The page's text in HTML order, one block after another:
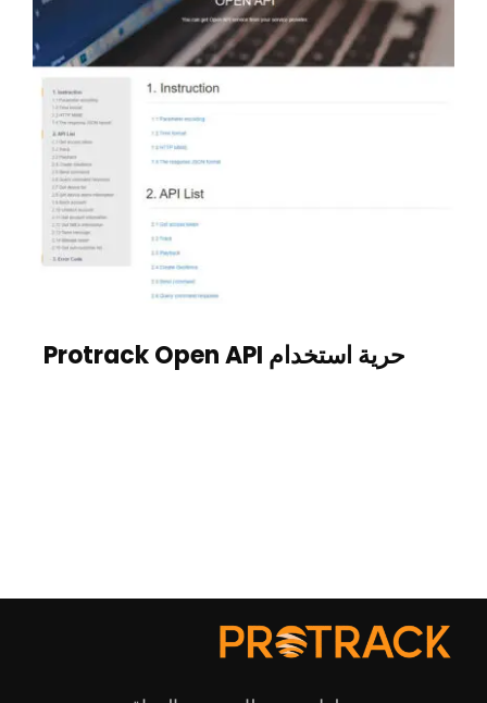
حرية استخدام Protrack Open API